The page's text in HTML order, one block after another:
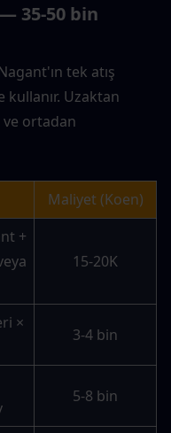
35-50 bin
tek atış
Uzaktan
ve ortadan
Maliyet (Koen)
+
15-20K
×
3-4 bin
5-8 bin